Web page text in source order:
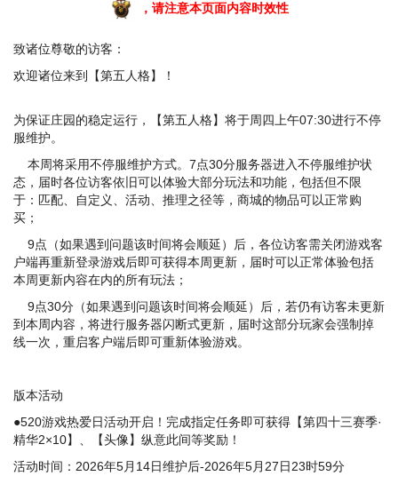
，请注意本页面内容时效性
致诸位尊敬的访客：
欢迎诸位来到【第五人格】！
为保证庄园的稳定运行，【第五人格】将于周四上午07:30进行不停
服维护。
本周将采用不停服维护方式。7点30分服务器进入不停服维护状
态，届时各位访客依旧可以体验大部分玩法和功能，包括但不限
于：匹配、自定义、活动、推理之径等，商城的物品可以正常购
买；
9点（如果遇到问题该时间将会顺延）后，各位访客需关闭游戏客
户端再重新登录游戏后即可获得本周更新，届时可以正常体验包括
本周更新内容在内的所有玩法；
9点30分（如果遇到问题该时间将会顺延）后，若仍有访客未更新
到本周内容，将进行服务器闪断式更新，届时这部分玩家会强制掉
线一次，重启客户端后即可重新体验游戏。
版本活动
●520游戏热爱日活动开启！完成指定任务即可获得【第四十三赛季·
精华2×10】、【头像】纵意此间等奖励！
活动时间：2026年5月14日维护后-2026年5月27日23时59分